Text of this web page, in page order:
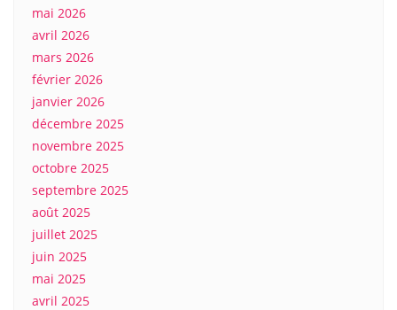
mai 2026
avril 2026
mars 2026
février 2026
janvier 2026
décembre 2025
novembre 2025
octobre 2025
septembre 2025
août 2025
juillet 2025
juin 2025
mai 2025
avril 2025